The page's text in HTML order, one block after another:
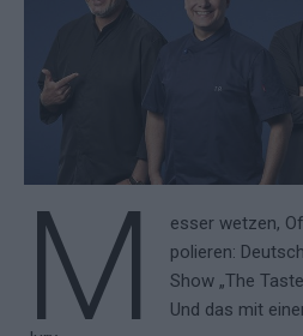
M
esser wetzen,
polieren:
Show „The
Und das mit